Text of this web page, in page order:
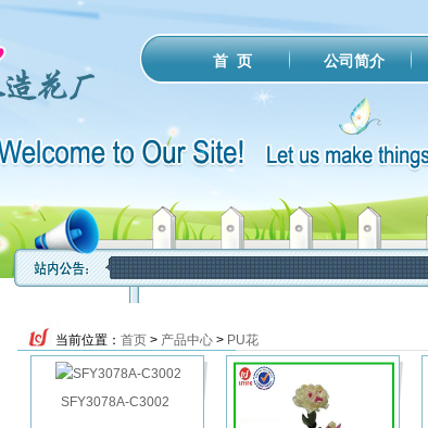
首 页 公司简介
当前位置： 首页 > 产品中心 > PU花
SFY3078A-C3002